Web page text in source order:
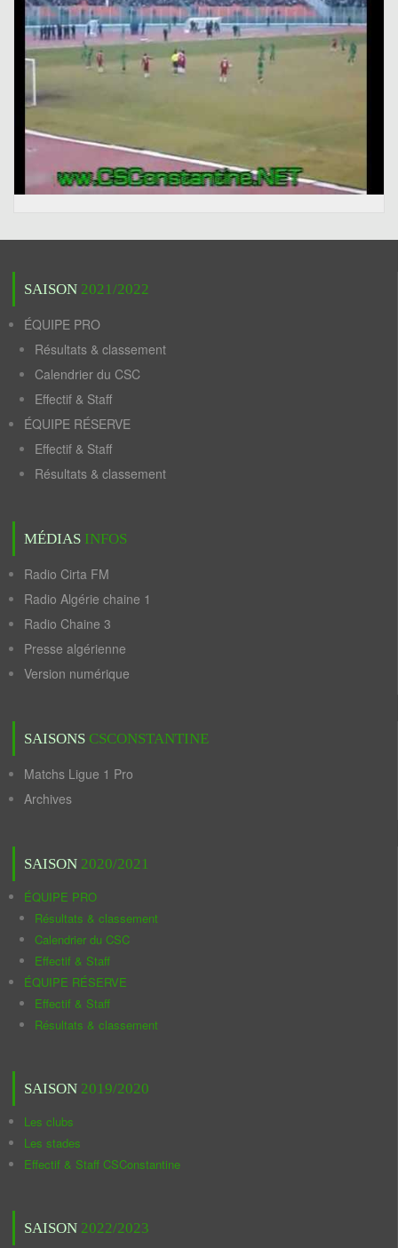
SAISON 2021/2022
ÉQUIPE PRO
Résultats & classement
Calendrier du CSC
Effectif & Staff
ÉQUIPE RÉSERVE
Effectif & Staff
Résultats & classement
MÉDIAS INFOS
Radio Cirta FM
Radio Algérie chaine 1
Radio Chaine 3
Presse algérienne
Version numérique
SAISONS CSCONSTANTINE
Matchs Ligue 1 Pro
Archives
SAISON 2020/2021
ÉQUIPE PRO
Résultats & classement
Calendrier du CSC
Effectif & Staff
ÉQUIPE RÉSERVE
Effectif & Staff
Résultats & classement
SAISON 2019/2020
Les clubs
Les stades
Effectif & Staff CSConstantine
SAISON 2022/2023